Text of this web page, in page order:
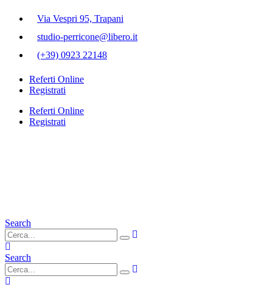
Via Vespri 95, Trapani
studio-perricone@libero.it
(+39) 0923 22148
Referti Online
Registrati
Referti Online
Registrati
Search
Search